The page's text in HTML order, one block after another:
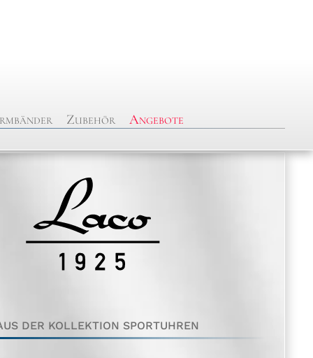
Zubehör Angebote
DER KOLLEKTION SPORTUHREN